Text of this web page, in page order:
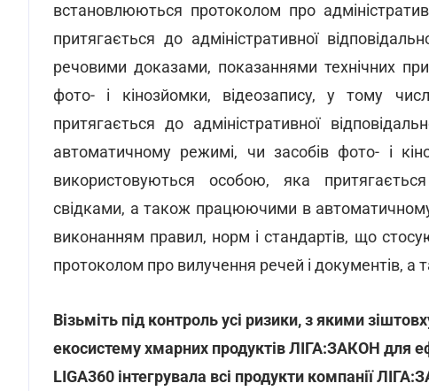
встановлюються протоколом про
притягається до адміністративної
речовими доказами, показаннями технічних
фото- і кінозйомки, відеозапису, у тому
притягається до адміністративної
автоматичному режимі, чи засобів фото- і
використовуються особою, яка притягається
свідками, а також працюючими в
виконанням правил, норм і стандартів, що
протоколом про вилучення речей і документів,
Візьміть під контроль усі ризики, з якими
екосистему хмарних продуктів ЛІГА:ЗАКОН для
LIGA360 інтегрувала всі продукти компанії